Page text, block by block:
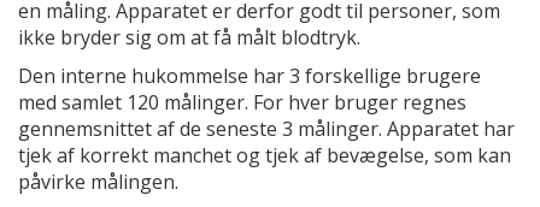
en måling. Apparatet er derfor godt til personer, som
ikke bryder sig om at få målt blodtryk.
Den interne hukommelse har 3 forskellige brugere
med samlet 120 målinger. For hver bruger regnes
gennemsnittet af de seneste 3 målinger. Apparatet har
tjek af korrekt manchet og tjek af bevægelse, som kan
påvirke målingen.